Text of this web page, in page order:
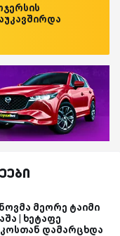
მეორე ტაიმი
| ხეტაფე
დამარცხდა